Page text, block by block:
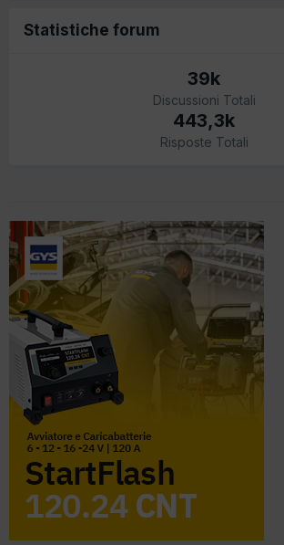
Statistiche forum
39k
Discussioni Totali
443,3k
Risposte Totali